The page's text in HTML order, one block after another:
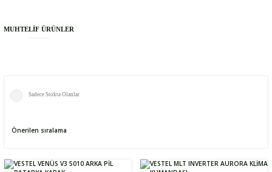
MUHTELİF ÜRÜNLER
Sadece Stokta Olanlar